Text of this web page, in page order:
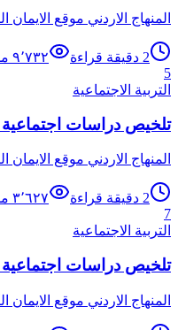
المنهاج الاردني موقع الايمان
2 دقيقة قراءة ٩٬٧٣٢
5
التربية الاجتماعية
تلخيص دراسات
المنهاج الاردني موقع الايمان
2 دقيقة قراءة ٣٬٦٢٧
7
التربية الاجتماعية
تلخيص دراسات
المنهاج الاردني موقع الايمان